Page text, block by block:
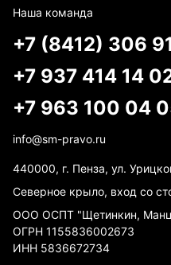
Наша команда
info@sm-pravo.ru
440000, г. Пенза, ул.
Северное крыло, вход со
ООО ОСПТ "Щетинкин,
ОГРН 1155836002673
ИНН 5836672734
+7 (8412) 306
+7 937 414 14
+7 963 100 04